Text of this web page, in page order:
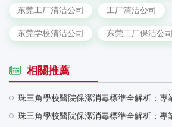
东莞工厂清洁公司 工厂清洁公司
东莞学校清洁公司 东莞工厂保洁公司
相關推薦